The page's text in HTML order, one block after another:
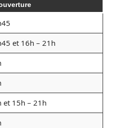
et 16h – 21h
et 15h – 21h